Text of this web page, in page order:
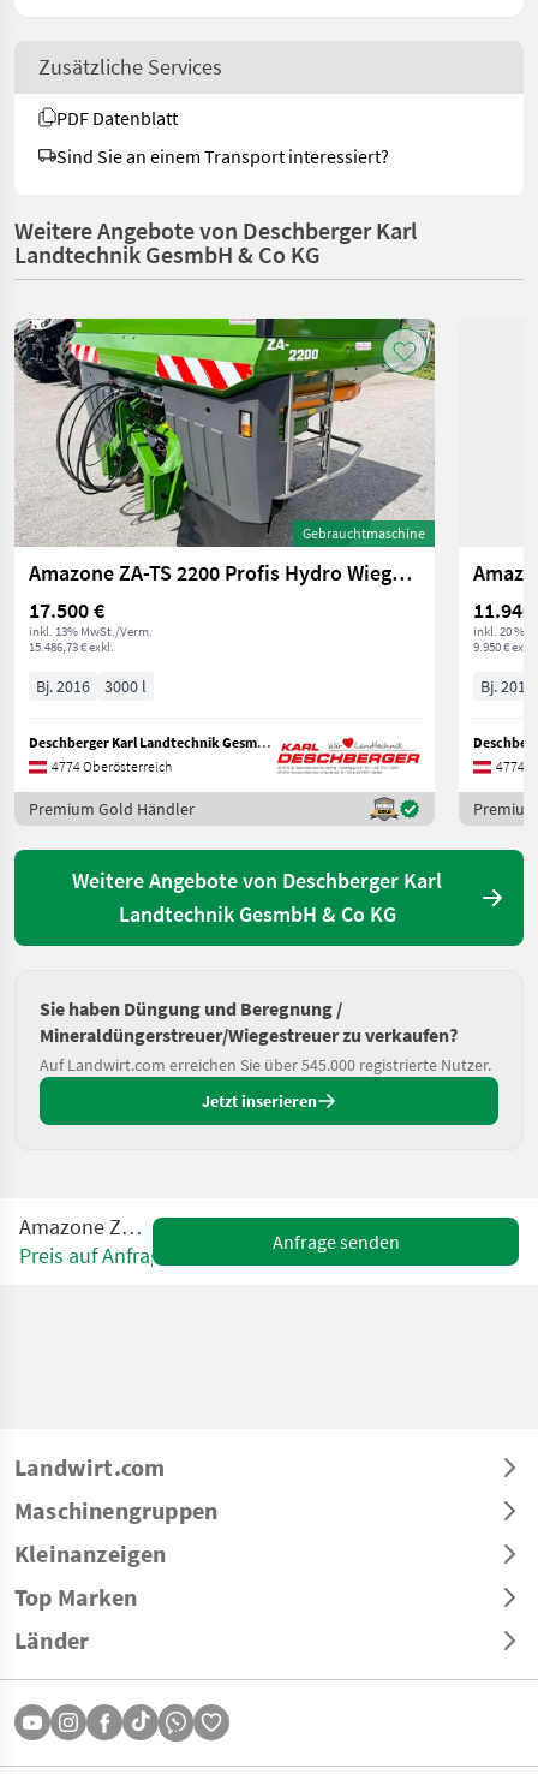
Zusätzliche Services
PDF Datenblatt
Sind Sie an einem Transport interessiert?
Weitere Angebote von Deschberger Karl
Landtechnik GesmbH & Co KG
Gebrauchtmaschine
Amazone ZA-TS 2200 Profis Hydro Wiegestreuer (3.000 l)
17.500 €
inkl. 13% MwSt./Verm.
15.486,73 € exkl.
Bj. 2016 3000 l
Deschberger Karl Landtechnik GesmbH & Co KG
4774 Oberösterreich
Premium Gold Händler
11.940
inkl. 20 %
9.950 € exkl.
Bj. 2013
4774
Weitere Angebote von Deschberger Karl
Landtechnik GesmbH & Co KG
Sie haben Düngung und Beregnung /
Mineraldüngerstreuer/Wiegestreuer zu verkaufen?
Auf Landwirt.com erreichen Sie über 545.000 registrierte Nutzer.
Jetzt inserieren
Amazone ZA-F 604 R
Preis auf Anfrage
Anfrage senden
Landwirt.com
Maschinengruppen
Kleinanzeigen
Top Marken
Länder